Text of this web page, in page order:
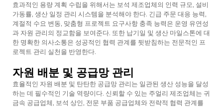
효과적인 용량 계획 수립을 위해서는 보석 제조업체의 인력 규모, 설비
가동률, 생산 일정 관리 시스템을 분석해야 한다. 긴급 주문 대응 능력,
계절적 수요 변동, 맞춤형 프로젝트 요구사항 충족 능력은 운영 유연성
과 자원 관리의 정교함을 보여준다. 또한 납기일 및 생산 마일스톤에 대
한 명확한 의사소통은 성공적인 협력 관계를 뒷받침하는 전문적인 프
로젝트 관리 실천을 반영한다.
자원 배분 및 공급망 관리
효율적인 자원 배분 및 탄탄한 공급망 관리는 일관된 생산 성능을 달성
하는 데 필수적인 기술 역량이다. 신뢰할 수 있는 주얼리 제조업체는 귀
금속 공급업체, 보석 상인, 전문 부품 공급업체와 전략적 협력 관계를